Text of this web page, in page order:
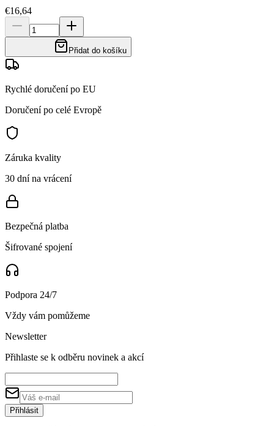
€16,64
Přidat do košíku
Rychlé doručení po EU
Doručení po celé Evropě
Záruka kvality
30 dní na vrácení
Bezpečná platba
Šifrované spojení
Podpora 24/7
Vždy vám pomůžeme
Newsletter
Přihlaste se k odběru novinek a akcí
Přihlásit